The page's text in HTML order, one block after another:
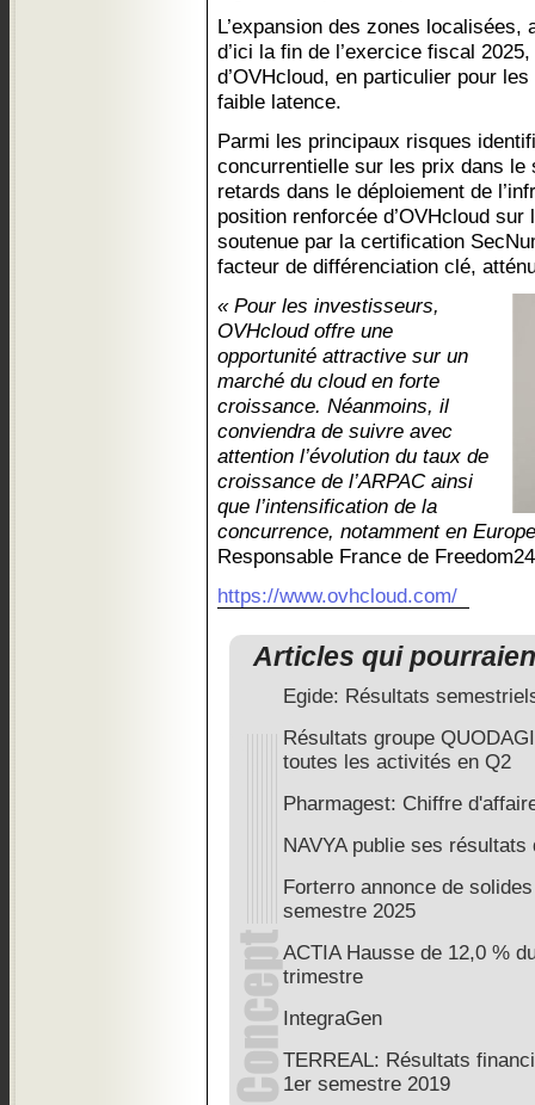
L’expansion des zones
d’ici la fin de l’exercice fiscal
d’OVHcloud, en particulier pour
faible latence.
Parmi les principaux risques
concurrentielle sur les prix dans le
retards dans le déploiement de
position renforcée d’OVHcloud
soutenue par la certification
facteur de différenciation clé,
« Pour les investisseurs,
OVHcloud offre une
opportunité attractive sur un
marché du cloud en forte
croissance. Néanmoins, il
conviendra de suivre avec
attention l’évolution du taux de
croissance de l’ARPAC ainsi
que l’intensification de la
concurrence, notamment en
Responsable France de
https://www.ovhcloud.com/
Articles qui
Egide: Résultats
Résultats groupe
toutes les activités en Q2
Pharmagest: Chiffre
NAVYA publie ses
Forterro annonce de
semestre 2025
ACTIA Hausse de 12,0 %
trimestre
IntegraGen
TERREAL: Résultats
1er semestre 2019